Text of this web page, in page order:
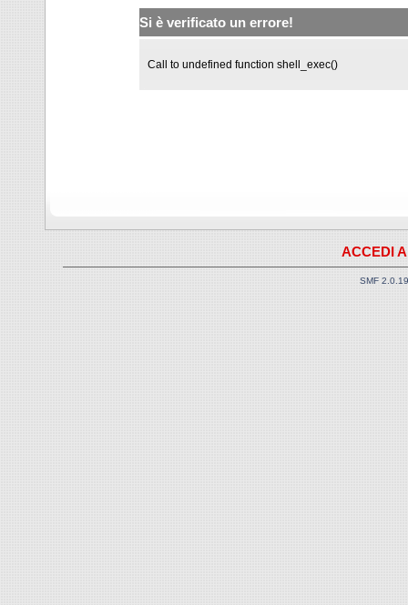
Si è verificato un errore!
Call to undefined function shell_exec()
ACCEDI
SMF 2.0.19